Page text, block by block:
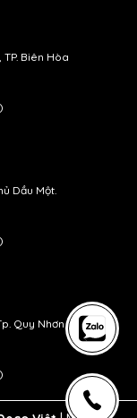
Biên Hòa
Dầu Một.
Quy Nhơn